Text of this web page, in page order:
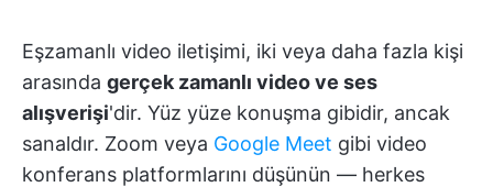
Eşzamanlı video iletişimi, iki veya daha fazla kişi
arasında gerçek zamanlı video ve ses
alışverişi'dir. Yüz yüze konuşma gibidir, ancak
sanaldır. Zoom veya Google Meet gibi video
konferans platformlarını düşünün — herkes